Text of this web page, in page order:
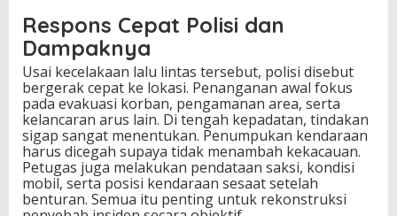
Respons Cepat Polisi dan
Dampaknya
Usai kecelakaan lalu lintas tersebut, polisi disebut
bergerak cepat ke lokasi. Penanganan awal fokus
pada evakuasi korban, pengamanan area, serta
kelancaran arus lain. Di tengah kepadatan, tindakan
sigap sangat menentukan. Penumpukan kendaraan
harus dicegah supaya tidak menambah kekacauan.
Petugas juga melakukan pendataan saksi, kondisi
mobil, serta posisi kendaraan sesaat setelah
benturan. Semua itu penting untuk rekonstruksi